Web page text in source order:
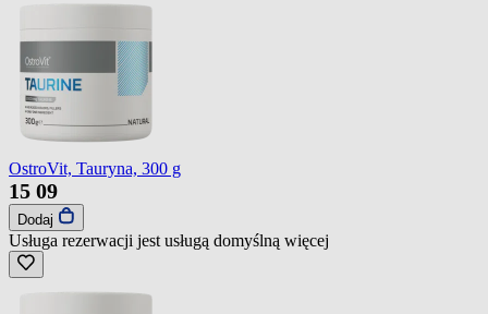
OstroVit, Tauryna, 300 g
15 09
Dodaj
Usługa rezerwacji jest usługą domyślną więcej